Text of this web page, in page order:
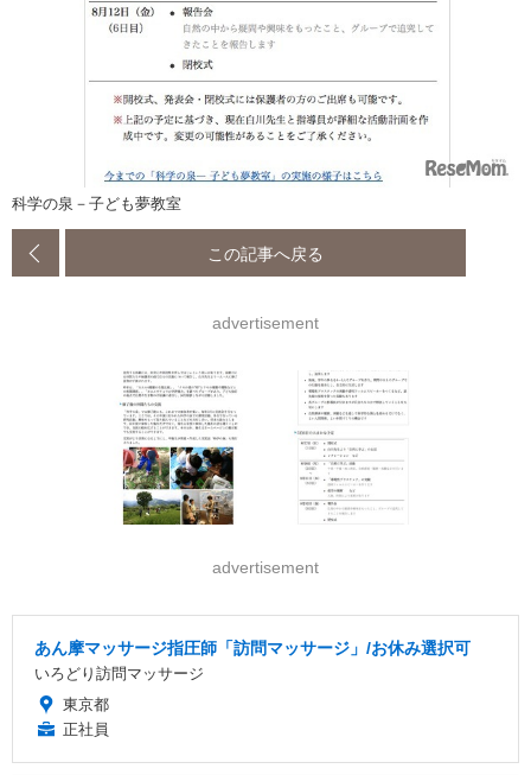
科学の泉－子ども夢教室
この記事へ戻る
advertisement
advertisement
あん摩マッサージ指圧師「訪問マッサージ」/お休み選択可
いろどり訪問マッサージ
東京都
正社員